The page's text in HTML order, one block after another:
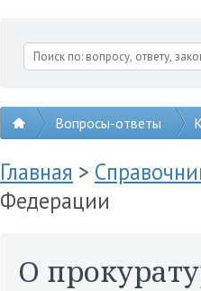
Вопросы-ответы
Главная >
Федерации
О